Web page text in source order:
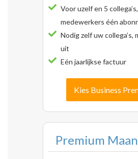
Voor uzelf en 5 collega’s,
medewerkers één
Nodig zelf uw collega’s,
uit
Eén jaarlijkse factuur
Kies Business
Premium